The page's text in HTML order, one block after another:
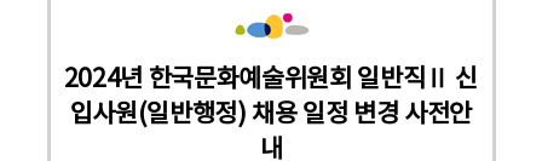
2024년 한국문화예술위원회 일반직Ⅱ 신
입사원(일반행정) 채용 일정 변경 사전안
내